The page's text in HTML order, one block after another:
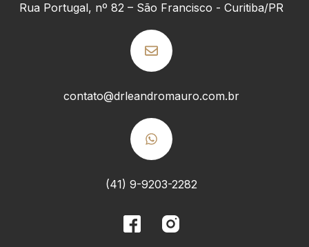
Rua Portugal, nº 82 – São Francisco - Curitiba/PR
contato@drleandromauro.com.br
(41) 9-9203-2282